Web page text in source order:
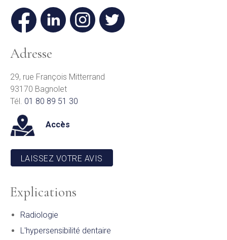
Adresse
29, rue François Mitterrand
93170 Bagnolet
Tél. 01 80 89 51 30
Accès
LAISSEZ VOTRE AVIS
Explications
Radiologie
L'hypersensibilité dentaire